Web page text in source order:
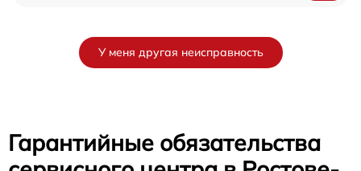
У меня другая неисправность
Гарантийные обязательства